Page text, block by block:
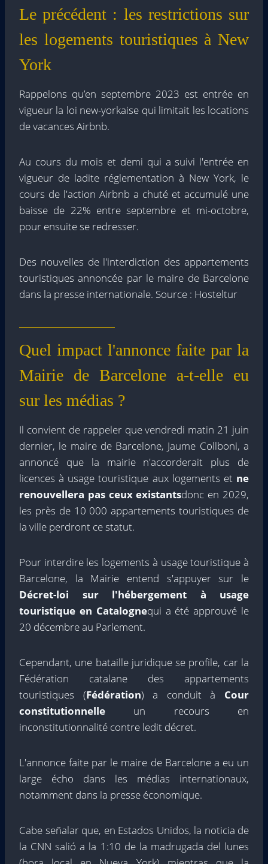
Le précédent : les restrictions sur
les logements touristiques à New
York
Rappelons qu’en septembre 2023 est entrée en
vigueur la loi new-yorkaise qui limitait les locations
de vacances Airbnb.
Au cours du mois et demi qui a suivi l'entrée en
vigueur de ladite réglementation à New York, le
cours de l'action Airbnb a chuté et accumulé une
baisse de 22% entre septembre et mi-octobre,
pour ensuite se redresser.
Des nouvelles de l'interdiction des appartements
touristiques annoncée par le maire de Barcelone
dans la presse internationale. Source : Hosteltur
Quel impact l'annonce faite par la
Mairie de Barcelone a-t-elle eu
sur les médias ?
Il convient de rappeler que vendredi matin 21 juin
dernier, le maire de Barcelone, Jaume Collboni, a
annoncé que la mairie n'accorderait plus de
licences à usage touristique aux logements et ne
renouvellera pas ceux existantsdonc en 2029,
les près de 10 000 appartements touristiques de
la ville perdront ce statut.
Pour interdire les logements à usage touristique à
Barcelone, la Mairie entend s'appuyer sur le
Décret-loi sur l'hébergement à usage
touristique en Catalognequi a été approuvé le
20 décembre au Parlement.
Cependant, une bataille juridique se profile, car la
Fédération catalane des appartements
touristiques (Fédération) a conduit à Cour
constitutionnelle un recours en
inconstitutionnalité contre ledit décret.
L'annonce faite par le maire de Barcelone a eu un
large écho dans les médias internationaux,
notamment dans la presse économique.
Cabe señalar que, en Estados Unidos, la noticia de
la CNN salió a la 1:10 de la madrugada del lunes